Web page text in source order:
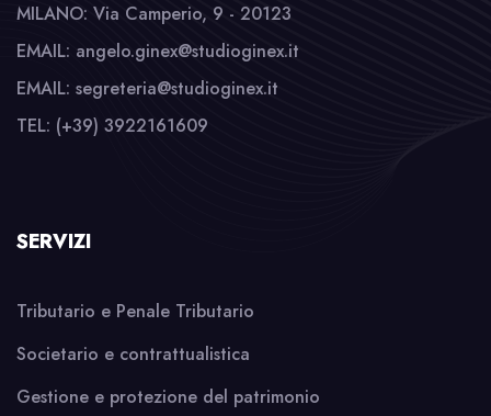
MILANO: Via Camperio, 9 - 20123
EMAIL: angelo.ginex@studioginex.it
EMAIL: segreteria@studioginex.it
TEL: (+39) 3922161609
SERVIZI
Tributario e Penale Tributario
Societario e contrattualistica
Gestione e protezione del patrimonio